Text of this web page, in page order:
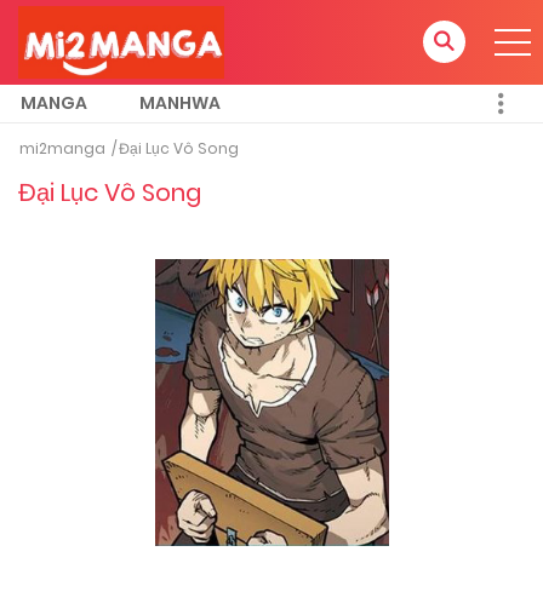
MANGA MANHWA
mi2manga Đại Lục Vô Song
Đại Lục Vô Song